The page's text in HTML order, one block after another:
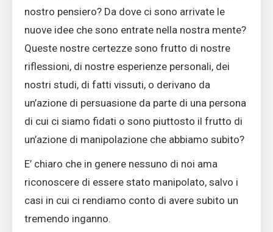
nostro pensiero? Da dove ci sono arrivate le
nuove idee che sono entrate nella nostra mente?
Queste nostre certezze sono frutto di nostre
riflessioni, di nostre esperienze personali, dei
nostri studi, di fatti vissuti, o derivano da
un’azione di persuasione da parte di una persona
di cui ci siamo fidati o sono piuttosto il frutto di
un’azione di manipolazione che abbiamo subito?
E’ chiaro che in genere nessuno di noi ama
riconoscere di essere stato manipolato, salvo i
casi in cui ci rendiamo conto di avere subito un
tremendo inganno.